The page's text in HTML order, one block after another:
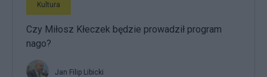
Kultura
Czy Miłosz Kłeczek będzie prowadził program
nago?
Jan Filip Libicki